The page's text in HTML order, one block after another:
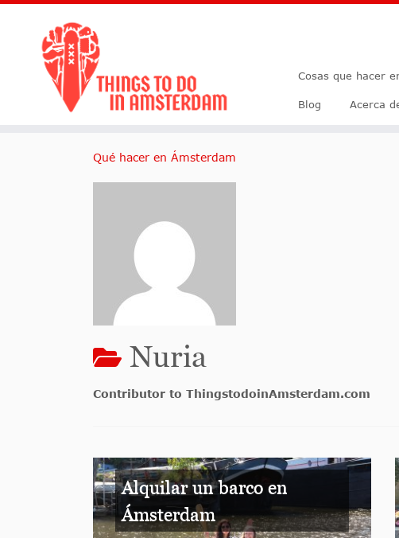
Cosas que hacer
Blog Acerca
Qué hacer en Ámsterdam
Nuria
Contributor to ThingstodoinAmsterdam.com
Alquilar un barco en
Ámsterdam